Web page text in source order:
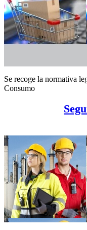
Se recoge la normativa
Consumo